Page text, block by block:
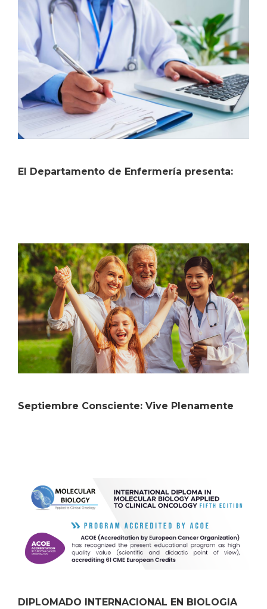
El Departamento de Enfermería presenta:
Septiembre Consciente: Vive Plenamente
DIPLOMADO INTERNACIONAL EN BIOLOGIA